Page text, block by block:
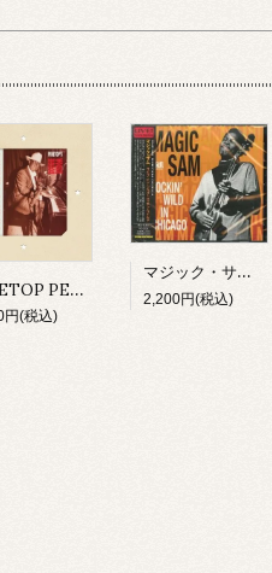
PINETOP PERKINS/ PINETOP'S BOOGIE WOOGIE(CD)
円(税込)
マジック・サム/ ライヴ・イン・シカゴ～ロッキン・ワイルド(CD)
2,200円(税込)